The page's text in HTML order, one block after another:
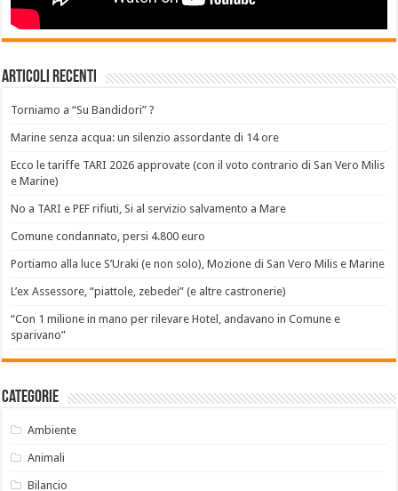
Articoli recenti
Torniamo a “Su Bandidori” ?
Marine senza acqua: un silenzio assordante di 14 ore
Ecco le tariffe TARI 2026 approvate (con il voto contrario di San Vero Milis
e Marine)
No a TARI e PEF rifiuti, Si al servizio salvamento a Mare
Comune condannato, persi 4.800 euro
Portiamo alla luce S’Uraki (e non solo), Mozione di San Vero Milis e Marine
L’ex Assessore, “piattole, zebedei” (e altre castronerie)
“Con 1 milione in mano per rilevare Hotel, andavano in Comune e
sparivano”
Categorie
Ambiente
Animali
Bilancio